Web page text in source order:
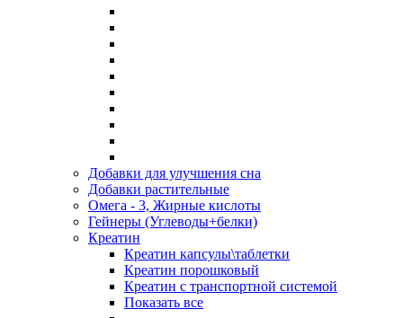
Добавки для улучшения сна
Добавки растительные
Омега - 3, Жирные кислоты
Гейнеры (Углеводы+белки)
Креатин
Креатин капсулы\таблетки
Креатин порошковый
Креатин с транспортной системой
Показать все